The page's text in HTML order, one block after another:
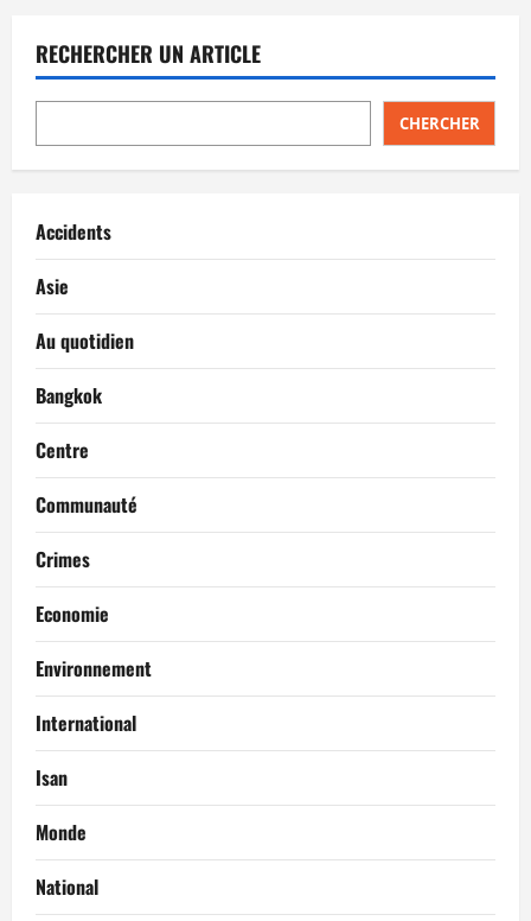
RECHERCHER UN ARTICLE
CHERCHER
Accidents
Asie
Au quotidien
Bangkok
Centre
Communauté
Crimes
Economie
Environnement
International
Isan
Monde
National